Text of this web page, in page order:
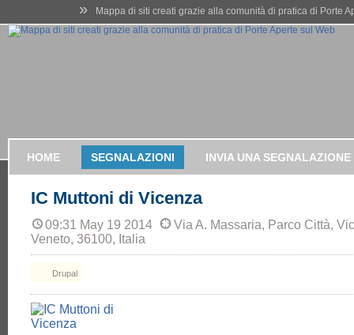
» Mappa di siti creati grazie alla comunità di pratica di Porte
HOME SEGNALAZIONI INVIA UNA SEGNALAZIONE
IC Muttoni di Vicenza
09:31 May 19 2014
Via A. Massaria, Parco Città,
Veneto, 36100, Italia
Drupal